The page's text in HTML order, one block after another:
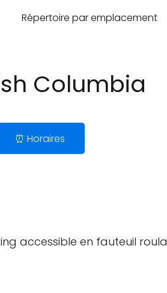
Répertoire par emplacement
Columbia
⏰ Horaires
accessible en fauteuil